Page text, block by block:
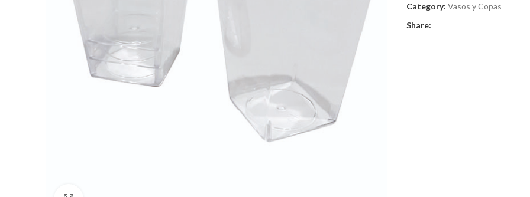
Category: Vasos y Copas
Share: